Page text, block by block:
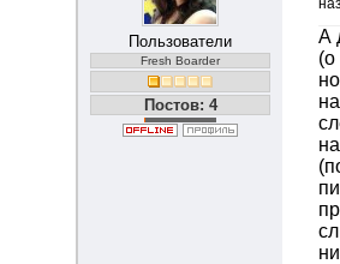
Пользователи
Fresh Boarder
Постов: 4
А
(о